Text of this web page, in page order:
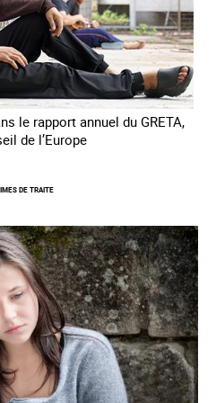
le rapport annuel du GRETA,
de l’Europe
DE TRAITE